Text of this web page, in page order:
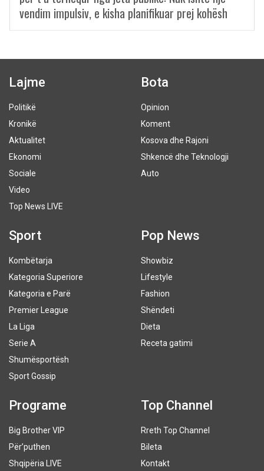
vendim impulsiv, e kisha planifikuar prej kohësh
Lajme
Politikë
Kronikë
Aktualitet
Ekonomi
Sociale
Video
Top News LIVE
Bota
Opinion
Koment
Kosova dhe Rajoni
Shkencë dhe Teknologji
Auto
Sport
Kombëtarja
Kategoria Superiore
Kategoria e Parë
Premier League
La Liga
Serie A
Shumësportësh
Sport Gossip
Pop News
Showbiz
Lifestyle
Fashion
Shëndeti
Dieta
Receta gatimi
Programe
Big Brother VIP
Për’puthen
Shqipëria LIVE
Top Channel
Rreth Top Channel
Bileta
Kontakt